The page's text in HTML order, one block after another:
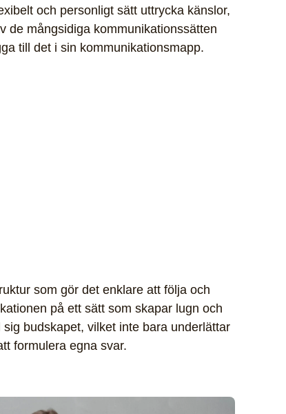
och personligt sätt uttrycka känslor,
de mångsidiga kommunikationssätten
till det i sin kommunikationsmapp.
som gör det enklare att följa och
på ett sätt som skapar lugn och
budskapet, vilket inte bara underlättar
formulera egna svar.